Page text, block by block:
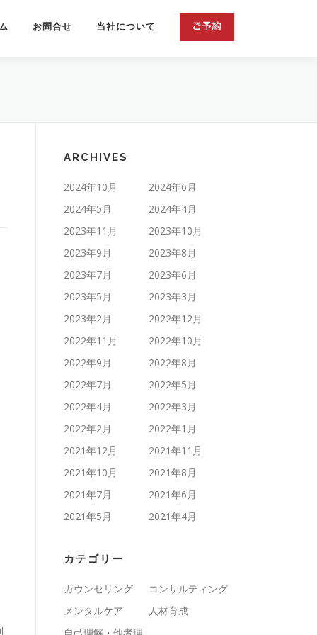
お問合せ 当社について
ARCHIVES
2024年10月
2024年6月
2024年5月
2024年4月
2023年11月
2023年10月
2023年9月
2023年8月
2023年7月
2023年6月
2023年5月
2023年3月
2023年2月
2022年12月
2022年11月
2022年10月
2022年9月
2022年8月
2022年7月
2022年5月
2022年4月
2022年3月
2022年2月
2022年1月
2021年12月
2021年11月
2021年10月
2021年8月
2021年7月
2021年6月
2021年5月
2021年4月
カテゴリー
カウンセリング
コンサルティング
メンタルケア
人材育成